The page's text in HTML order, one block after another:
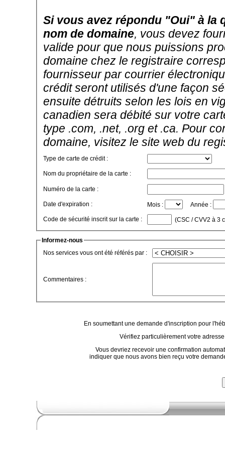
Si vous avez répondu "Oui" à
nom de domaine, vous devez
valide pour que nous puissions
domaine chez le registraire
fournisseur par courrier
crédit seront utilisés d'une façon
ensuite détruits selon les lois en
canadien sera débité sur votre
type .com, .net, .org et .ca. Pour
domaine, visitez le site web du
Type de carte de crédit :
Nom du propriétaire de la carte :
Numéro de la carte :
Date d'expiration : Mois : Année :
Code de sécurité inscrit sur la carte : (CSC / CVV2 à 3
Informez-nous
Nos services vous ont été référés par :
Commentaires :
En soumettant une demande d'inscription pour
Vérifiez particulièrement votre
Vous devriez recevoir une confirmation
indiquer que nous avons bien reçu votre